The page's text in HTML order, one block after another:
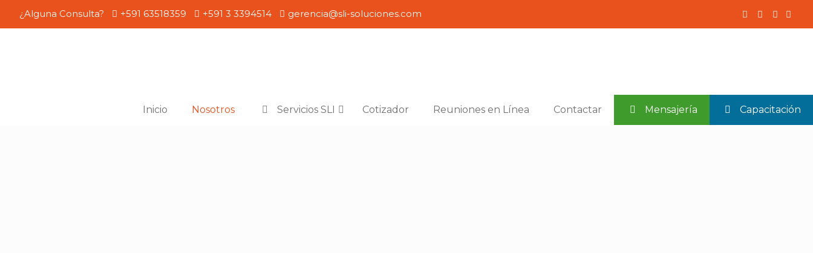
¿Alguna Consulta? +591 63518359 +591 3 3394514 gerencia@sli-soluciones.com
Inicio Nosotros Servicios SLI Cotizador Reuniones en Línea Contactar Mensajería Capacitación